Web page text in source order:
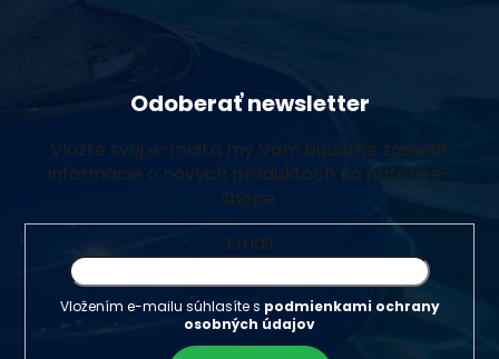
Odoberať newsletter
Vložte svoj e-mail a my Vám budeme zasielať
informácie o nových produktoch na našom e-
shope.
Email
Vložením e-mailu súhlasíte s podmienkami ochrany
osobných údajov